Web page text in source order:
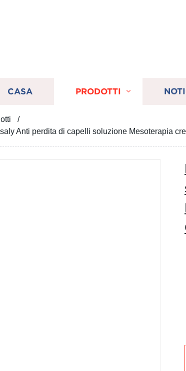
CASA PRODOTTI
Anti perdita di capelli soluzione Mesoterapia